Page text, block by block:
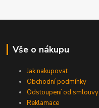
Vše o nákupu
Jak nakupovat
Obchodní podmínky
Odstoupení od smlouvy
Reklamace